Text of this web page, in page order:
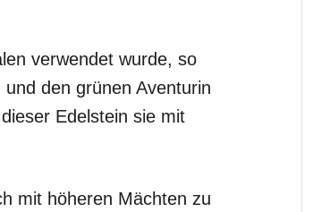
verwendet wurde, so
den grünen Aventurin
Edelstein sie mit
mit höheren Mächten zu